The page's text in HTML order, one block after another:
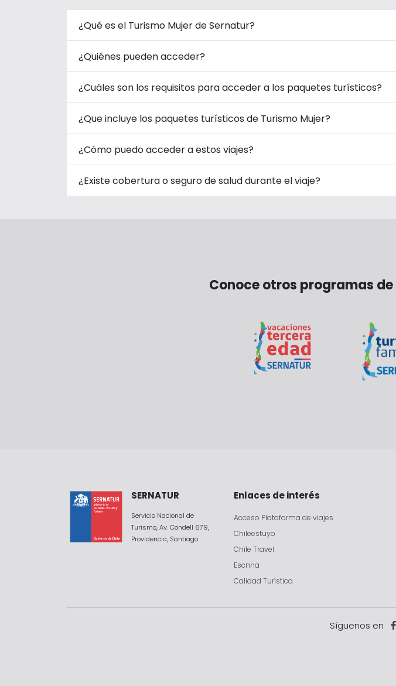
¿Qué es el Turismo Mujer de Sernatur?
¿Quiénes pueden acceder?
¿Cuáles son los requisitos para acceder a los paquetes turísticos?
¿Que incluye los paquetes turísticos de Turismo Mujer?
¿Cómo puedo acceder a estos viajes?
¿Existe cobertura o seguro de salud durante el viaje?
Conoce otros programas
SERNATUR
Servicio Nacional de
Turismo, Av. Condell 679,
Providencia, Santiago
Enlaces de interés
Acceso Plataforma de viajes
Chileestuyo
Chile Travel
Escnna
Calidad Turística
Síguenos en